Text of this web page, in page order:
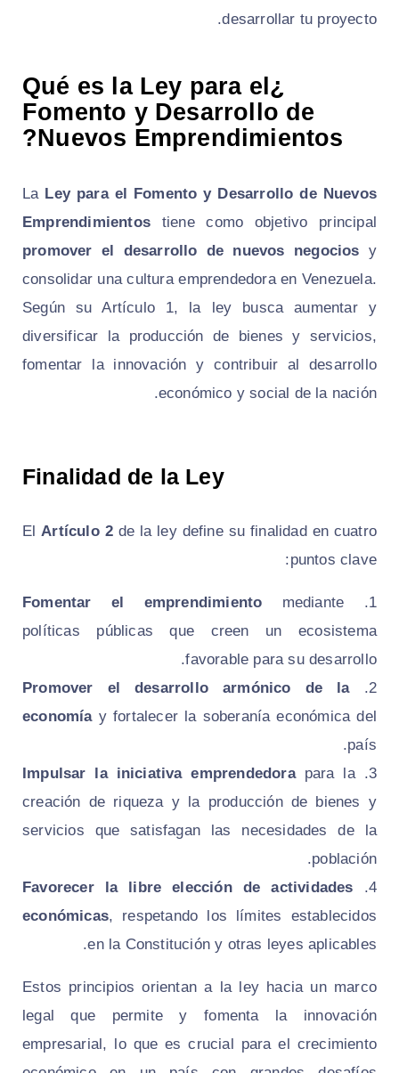
desarrollar tu proyecto.
¿Qué es la Ley para el
Fomento y Desarrollo de
Nuevos Emprendimientos?
La Ley para el Fomento y Desarrollo de Nuevos
Emprendimientos tiene como objetivo principal
promover el desarrollo de nuevos negocios y
consolidar una cultura emprendedora en Venezuela.
Según su Artículo 1, la ley busca aumentar y
diversificar la producción de bienes y servicios,
fomentar la innovación y contribuir al desarrollo
económico y social de la nación.
Finalidad de la Ley
ElArtículo 2de la ley define su finalidad en cuatro
puntos clave:
Fomentar el emprendimiento mediante
políticas públicas que creen un ecosistema
favorable para su desarrollo.
Promover el desarrollo armónico de la
economíay fortalecer la soberanía económica del
país.
Impulsar la iniciativa emprendedorapara la
creación de riqueza y la producción de bienes y
servicios que satisfagan las necesidades de la
población.
Favorecer la libre elección de actividades
económicas, respetando los límites establecidos
en la Constitución y otras leyes aplicables.
Estos principios orientan a la ley hacia un marco
legal que permite y fomenta la innovación
empresarial, lo que es crucial para el crecimiento